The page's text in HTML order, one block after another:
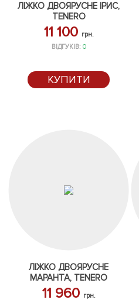
ЛІЖКО ДВОЯРУСНЕ ІРИС,
TENERO
11 100 грн.
ВІДГУКІВ: 0
КУПИТИ
ЛІЖКО ДВОЯРУСНЕ
МАРАНТА, TENERO
11 960 грн.